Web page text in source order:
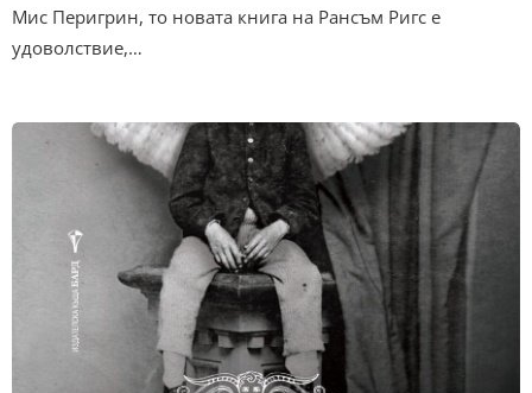
Мис Перигрин, то новата книга на Рансъм Ригс е
удоволствие,…